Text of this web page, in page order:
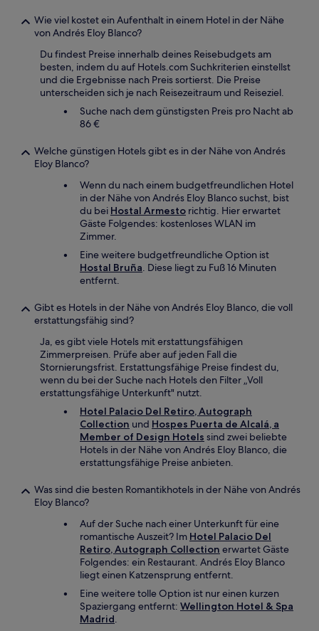
Wie viel kostet ein Aufenthalt in einem Hotel in der Nähe
von Andrés Eloy Blanco?
Du findest Preise innerhalb deines Reisebudgets am
besten, indem du auf Hotels.com Suchkriterien einstellst
und die Ergebnisse nach Preis sortierst. Die Preise
unterscheiden sich je nach Reisezeitraum und Reiseziel.
Suche nach dem günstigsten Preis pro Nacht ab
86 €
Welche günstigen Hotels gibt es in der Nähe von Andrés
Eloy Blanco?
Wenn du nach einem budgetfreundlichen Hotel
in der Nähe von Andrés Eloy Blanco suchst, bist
du bei Hostal Armesto richtig. Hier erwartet
Gäste Folgendes: kostenloses WLAN im
Zimmer.
Eine weitere budgetfreundliche Option ist
Hostal Bruña. Diese liegt zu Fuß 16 Minuten
entfernt.
Gibt es Hotels in der Nähe von Andrés Eloy Blanco, die voll
erstattungsfähig sind?
Ja, es gibt viele Hotels mit erstattungsfähigen
Zimmerpreisen. Prüfe aber auf jeden Fall die
Stornierungsfrist. Erstattungsfähige Preise findest du,
wenn du bei der Suche nach Hotels den Filter „Voll
erstattungsfähige Unterkunft" nutzt.
Hotel Palacio Del Retiro, Autograph
Collection und Hospes Puerta de Alcalá, a
Member of Design Hotels sind zwei beliebte
Hotels in der Nähe von Andrés Eloy Blanco, die
erstattungsfähige Preise anbieten.
Was sind die besten Romantikhotels in der Nähe von Andrés
Eloy Blanco?
Auf der Suche nach einer Unterkunft für eine
romantische Auszeit? Im Hotel Palacio Del
Retiro, Autograph Collection erwartet Gäste
Folgendes: ein Restaurant. Andrés Eloy Blanco
liegt einen Katzensprung entfernt.
Eine weitere tolle Option ist nur einen kurzen
Spaziergang entfernt: Wellington Hotel & Spa
Madrid.